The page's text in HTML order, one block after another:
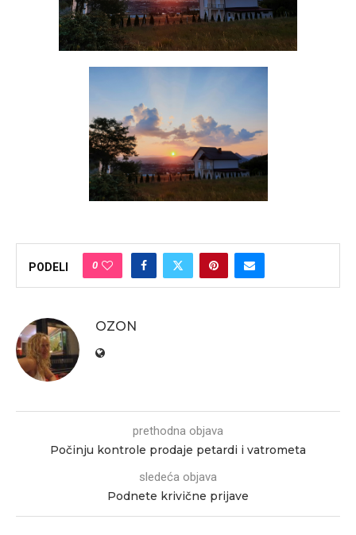
PODELI 0
OZON
prethodna objava
Počinju kontrole prodaje petardi i vatrometa
sledeća objava
Podnete krivične prijave